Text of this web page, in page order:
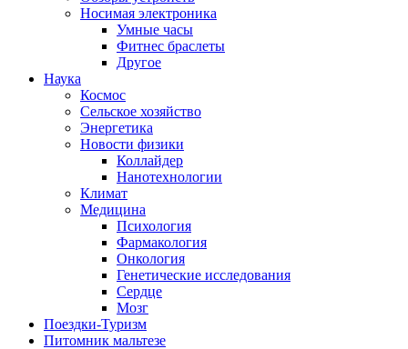
Носимая электроника
Умные часы
Фитнес браслеты
Другое
Наука
Космос
Сельское хозяйство
Энергетика
Новости физики
Коллайдер
Нанотехнологии
Климат
Медицина
Психология
Фармакология
Онкология
Генетические исследования
Сердце
Мозг
Поездки-Туризм
Питомник мальтезе